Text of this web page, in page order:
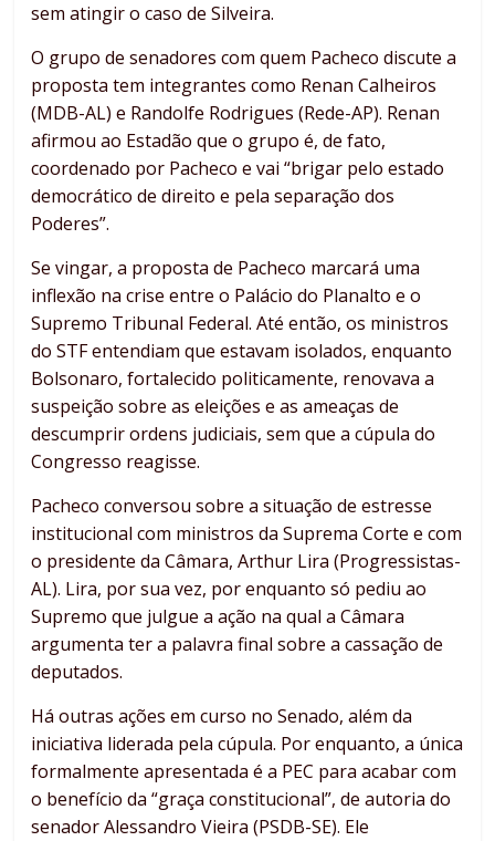
sem atingir o caso de Silveira.
O grupo de senadores com quem Pacheco discute a
proposta tem integrantes como Renan Calheiros
(MDB-AL) e Randolfe Rodrigues (Rede-AP). Renan
afirmou ao Estadão que o grupo é, de fato,
coordenado por Pacheco e vai “brigar pelo estado
democrático de direito e pela separação dos
Poderes”.
Se vingar, a proposta de Pacheco marcará uma
inflexão na crise entre o Palácio do Planalto e o
Supremo Tribunal Federal. Até então, os ministros
do STF entendiam que estavam isolados, enquanto
Bolsonaro, fortalecido politicamente, renovava a
suspeição sobre as eleições e as ameaças de
descumprir ordens judiciais, sem que a cúpula do
Congresso reagisse.
Pacheco conversou sobre a situação de estresse
institucional com ministros da Suprema Corte e com
o presidente da Câmara, Arthur Lira (Progressistas-
AL). Lira, por sua vez, por enquanto só pediu ao
Supremo que julgue a ação na qual a Câmara
argumenta ter a palavra final sobre a cassação de
deputados.
Há outras ações em curso no Senado, além da
iniciativa liderada pela cúpula. Por enquanto, a única
formalmente apresentada é a PEC para acabar com
o benefício da “graça constitucional”, de autoria do
senador Alessandro Vieira (PSDB-SE). Ele